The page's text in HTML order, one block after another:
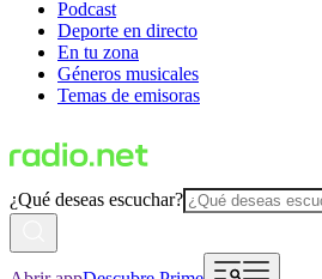
Podcast
Deporte en directo
En tu zona
Géneros musicales
Temas de emisoras
¿Qué deseas escuchar?